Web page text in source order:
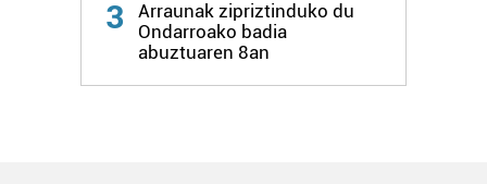
3
Arraunak zipriztinduko du
Ondarroako badia
abuztuaren 8an